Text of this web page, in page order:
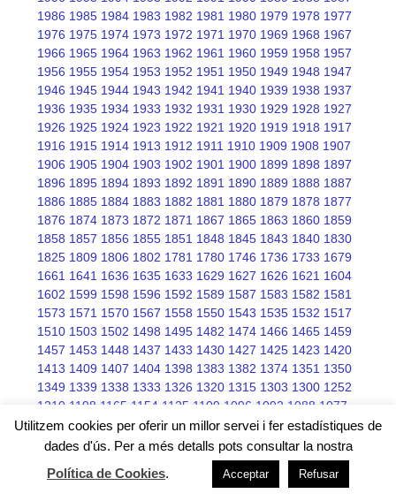
1986 1985 1984 1983 1982 1981 1980 1979 1978 1977
1976 1975 1974 1973 1972 1971 1970 1969 1968 1967
1966 1965 1964 1963 1962 1961 1960 1959 1958 1957
1956 1955 1954 1953 1952 1951 1950 1949 1948 1947
1946 1945 1944 1943 1942 1941 1940 1939 1938 1937
1936 1935 1934 1933 1932 1931 1930 1929 1928 1927
1926 1925 1924 1923 1922 1921 1920 1919 1918 1917
1916 1915 1914 1913 1912 1911 1910 1909 1908 1907
1906 1905 1904 1903 1902 1901 1900 1899 1898 1897
1896 1895 1894 1893 1892 1891 1890 1889 1888 1887
1886 1885 1884 1883 1882 1881 1880 1879 1878 1877
1876 1874 1873 1872 1871 1867 1865 1863 1860 1859
1858 1857 1856 1855 1851 1848 1845 1843 1840 1830
1825 1809 1806 1802 1781 1780 1746 1736 1733 1679
1661 1641 1636 1635 1633 1629 1627 1626 1621 1604
1602 1599 1598 1596 1592 1589 1587 1583 1582 1581
1573 1571 1570 1567 1558 1550 1543 1535 1532 1517
1510 1503 1502 1498 1495 1482 1474 1466 1465 1459
1457 1453 1448 1437 1433 1430 1427 1425 1423 1420
1413 1409 1407 1404 1398 1383 1382 1374 1351 1350
1349 1339 1338 1333 1326 1320 1315 1303 1300 1252
1210 1198 1165 1154 1125 1109 1096 1092 1088 1077
1076 1075 1068 1066 1045
Free wordpress themes
Utilitzem cookies per oferir un millor servei i fer estadístiques de
dades d'ús. Per a més detalls pots consultar la nostra
Política de Cookies. Acceptar Refusar